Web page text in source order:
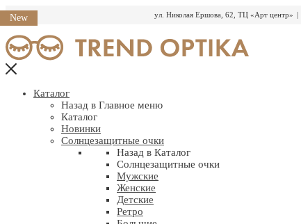
ул. Николая Ершова, 62, ТЦ «Арт центр» |
Перейти
к
содержимому
Каталог
Назад в Главное меню
Каталог
Новинки
Солнцезащитные очки
Назад в Каталог
Солнцезащитные очки
Мужские
Женские
Детские
Ретро
New